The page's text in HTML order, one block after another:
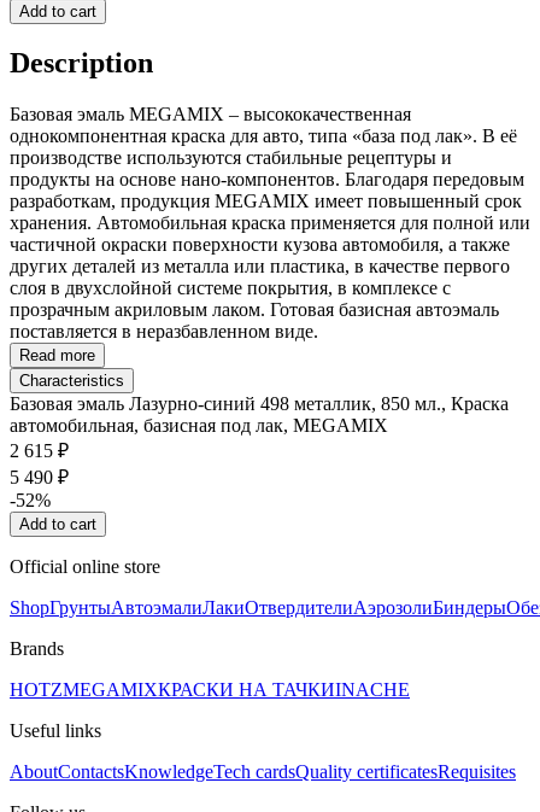
Add to cart
Description
Базовая эмаль MEGAMIX – высококачественная
однокомпонентная краска для авто, типа «база под лак». В её
производстве используются стабильные рецептуры и
продукты на основе нано-компонентов. Благодаря передовым
разработкам, продукция MEGAMIX имеет повышенный срок
хранения. Автомобильная краска применяется для полной или
частичной окраски поверхности кузова автомобиля, а также
других деталей из металла или пластика, в качестве первого
слоя в двухслойной системе покрытия, в комплексе с
прозрачным акриловым лаком. Готовая базисная автоэмаль
поставляется в неразбавленном виде.
Read more
Characteristics
Базовая эмаль Лазурно-синий 498 металлик, 850 мл., Краска
автомобильная, базисная под лак, MEGAMIX
2 615 ₽
5 490 ₽
-52%
Add to cart
Official online store
ShopГрунтыАвтоэмалиЛакиОтвердителиАэрозолиБиндеры
Brands
HOTZMEGAMIXКРАСКИ НА ТАЧКИINACHE
Useful links
AboutContactsKnowledgeTech cardsQuality certificatesRequisites